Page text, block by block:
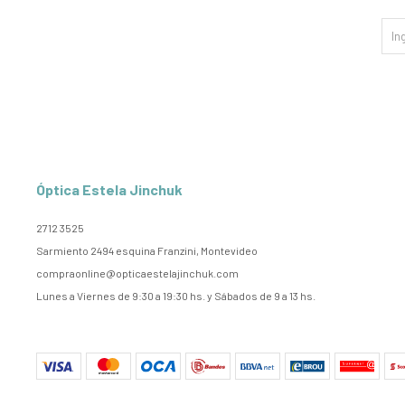
Óptica Estela Jinchuk
2712 3525
Sarmiento 2494 esquina Franzini, Montevideo
compraonline@opticaestelajinchuk.com
Lunes a Viernes de 9:30 a 19:30 hs. y Sábados de 9 a 13 hs.